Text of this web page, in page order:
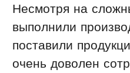
Несмотря на
выполнили
поставили
очень доволен